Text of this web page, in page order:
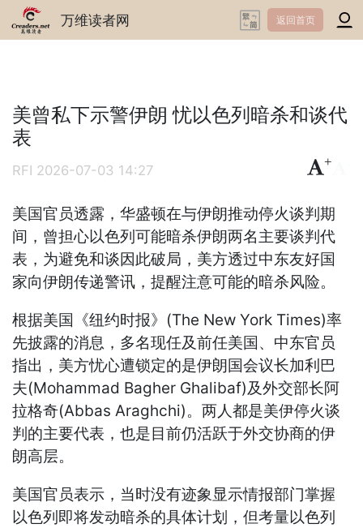
万维读者网 返回首页
美曾私下示警伊朗 忧以色列暗杀和谈代
表
RFI 2026-07-03 14:27
+
美国官员透露，华盛顿在与伊朗推动停火谈判期
间，曾担心以色列可能暗杀伊朗两名主要谈判代
表，为避免和谈因此破局，美方透过中东友好国
家向伊朗传递警讯，提醒注意可能的暗杀风险。
根据美国《纽约时报》(The New York Times)率
先披露的消息，多名现任及前任美国、中东官员
指出，美方忧心遭锁定的是伊朗国会议长加利巴
夫(Mohammad Bagher Ghalibaf)及外交部长阿
拉格奇(Abbas Araghchi)。两人都是美伊停火谈
判的主要代表，也是目前仍活跃于外交协商的伊
朗高层。
美国官员表示，当时没有迹象显示情报部门掌握
以色列即将发动暗杀的具体计划，但考量以色列